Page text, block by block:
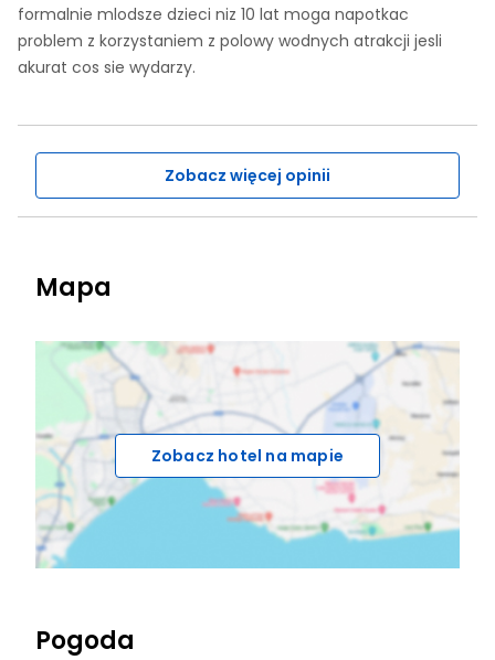
formalnie mlodsze dzieci niz 10 lat moga napotkac
problem z korzystaniem z polowy wodnych atrakcji jesli
akurat cos sie wydarzy.
Zobacz więcej opinii
Mapa
Zobacz hotel na mapie
Pogoda